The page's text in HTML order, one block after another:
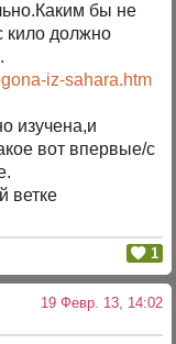
бы не
кило должно
iz-sahara.htm
изучена,и
вот впервые/с
ветке
1
19 Февр. 13, 14:02